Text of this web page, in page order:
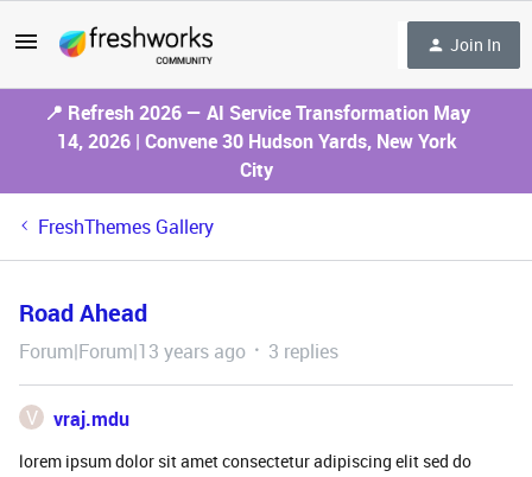
Join In
📍 Refresh 2026 — AI Service Transformation May
14, 2026 | Convene 30 Hudson Yards, New York
City
FreshThemes Gallery
Road Ahead
Forum|Forum|13 years ago 3 replies
V vraj.mdu
lorem ipsum dolor sit amet consectetur adipiscing elit sed do